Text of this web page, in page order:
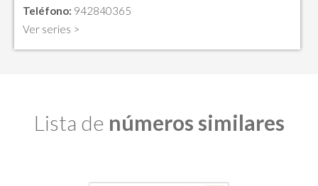
Teléfono: 942840365
Ver series >
Lista de números similares